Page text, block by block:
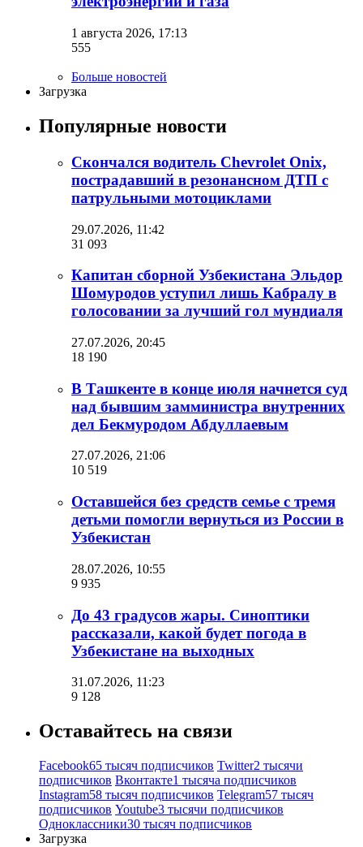
1 августа 2026, 17:13
555
Больше новостей
Загрузка
Популярные новости
Скончался водитель Chevrolet Onix,
пострадавший в резонансном ДТП с
патрульными мотоциклами
29.07.2026, 11:42
31 093
Капитан сборной Узбекистана Эльдор
Шомуродов уступил лишь Кабралу в
голосовании за лучший гол мундиаля
27.07.2026, 20:45
18 190
В Ташкенте в конце июля начнется суд
над бывшим замминистра внутренних
дел Бекмуродом Абдуллаевым
27.07.2026, 21:06
10 519
Оставшейся без средств семье с тремя
детьми помогли вернуться из России в
Узбекистан
28.07.2026, 10:55
9 935
До 43 градусов жары. Синоптики
рассказали, какой будет погода в
Узбекистане на выходных
31.07.2026, 11:23
9 128
Оставайтесь на связи
Facebook65 тысяч подписчиков Twitter2 тысячи
подписчиков Вконтакте1 тысяча подписчиков
Instagram58 тысяч подписчиков Telegram57 тысяч
подписчиков Youtube3 тысячи подписчиков
Одноклассники30 тысяч подписчиков
Загрузка